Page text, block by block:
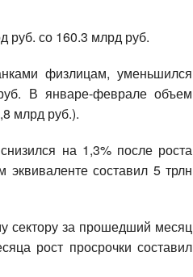
руб. со 160.3 млрд руб.
физлицам, уменьшился
В январе-феврале объем
млрд руб.).
на 1,3% после роста
составил 5 трлн
сектору за прошедший месяц
рост просрочки составил